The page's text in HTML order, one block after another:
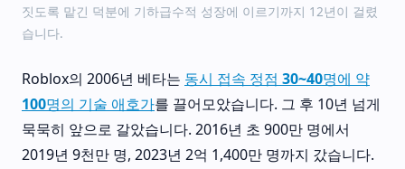
짓도록 맡긴 덕분에 기하급수적 성장에 이르기까지 12년이 걸렸
습니다.
Roblox의 2006년 베타는 동시 접속 정점 30~40명에 약
100명의 기술 애호가를 끌어모았습니다. 그 후 10년 넘게
묵묵히 앞으로 갈았습니다. 2016년 초 900만 명에서
2019년 9천만 명, 2023년 2억 1,400만 명까지 갔습니다.